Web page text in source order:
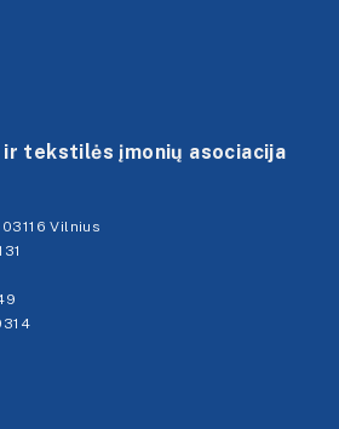
tekstilės įmonių asociacija
Vilnius